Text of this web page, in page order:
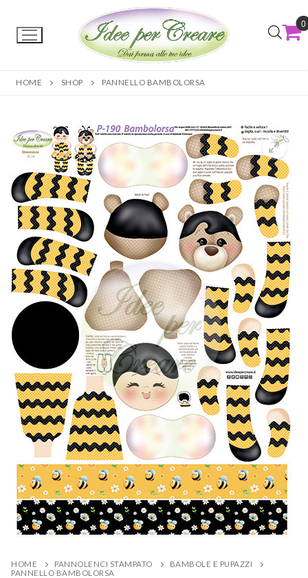
0
HOME SHOP PANNELLO BAMBOLORSA
HOME PANNOLENCI STAMPATO
BAMBOLE E PUPAZZI
PANNELLO BAMBOLORSA